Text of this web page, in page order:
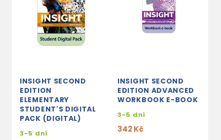
INSIGHT SECOND
EDITION
ELEMENTARY
STUDENT'S DIGITAL
PACK (DIGITAL)
3-5 dní
INSIGHT SECOND
EDITION ADVANCED
WORKBOOK E-BOOK
3-5 dní
342 Kč